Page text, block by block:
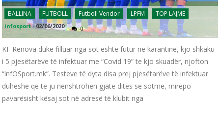
BALLINA FUTBOLL Futboll Vendor LPFM TOP LAJME
infosport -02/06/2020 0
KF Renova duke filluar nga sot është futur në karantinë, kjo shkaku
i 5 pjesëtarëve të infektuar me “Covid 19” te kjo skuadër, njofton
“infOSport.mk”. Testeve të dyta disa prej pjesëtarëve të infektuar
duheshe që të ju nënshtrohen gjatë ditës së sotme, mirëpo
pavarësisht kësaj sot në adresë të klubit nga